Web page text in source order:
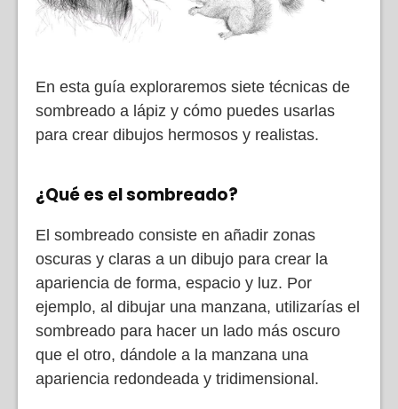
En esta guía exploraremos siete técnicas de
sombreado a lápiz y cómo puedes usarlas
para crear dibujos hermosos y realistas.
¿Qué es el sombreado?
El sombreado consiste en añadir zonas
oscuras y claras a un dibujo para crear la
apariencia de forma, espacio y luz. Por
ejemplo, al dibujar una manzana, utilizarías el
sombreado para hacer un lado más oscuro
que el otro, dándole a la manzana una
apariencia redondeada y tridimensional.